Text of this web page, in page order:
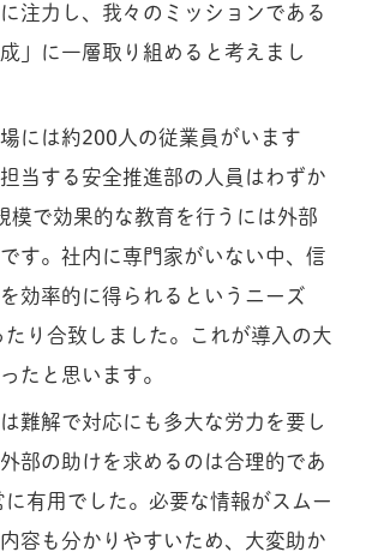
注力し、我々のミッションである
」に一層取り組めると考えまし
には約200人の従業員がいます
当する安全推進部の人員はわずか
模で効果的な教育を行うには外部
す。社内に専門家がいない中、信
効率的に得られるというニーズ
り合致しました。これが導入の大
たと思います。
難解で対応にも多大な労力を要し
部の助けを求めるのは合理的であ
に有用でした。必要な情報がスムー
容も分かりやすいため、大変助か